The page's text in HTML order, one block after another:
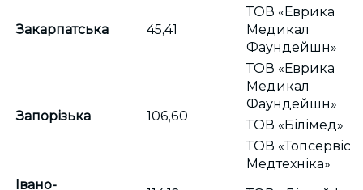
Закарпатська 45,41
ТОВ «Еврика
Медикал
Фаундейшн»
Запорізька 106,60
ТОВ «Еврика
Медикал
Фаундейшн»
ТОВ «Білімед»
ТОВ «Топсервіс-
Медтехніка»
Івано-